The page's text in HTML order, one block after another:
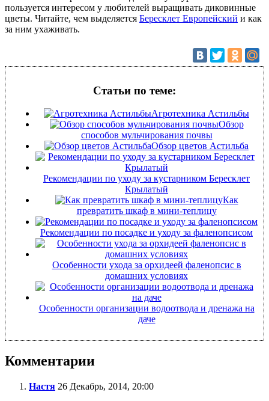
пользуется интересом у любителей выращивать диковинные
цветы. Читайте, чем выделяется Бересклет Европейский и как
за ним ухаживать.
Статьи по теме:
Агротехника Астильбы
Обзор
способов мульчирования почвы
Обзор цветов Астильба
Рекомендации по уходу за кустарником Бересклет
Крылатый
Как
превратить шкаф в мини-теплицу
Рекомендации по посадке и уходу за фаленопсисом
Особенности ухода за орхидеей фаленопсис в
домашних условиях
Особенности организации водоотвода и дренажа на
даче
Комментарии
Настя 26 Декабрь, 2014, 20:00